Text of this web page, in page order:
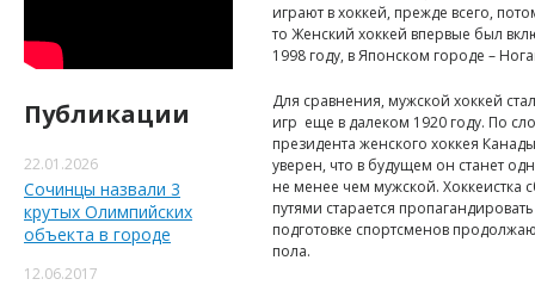
Публикации
22.01.2026
Сочинцы назвали 3
крутых Олимпийских
объекта в городе
12.06.2017
играют в хоккей, прежде всего,
то Женский хоккей впервые был
1998 году, в Японском городе –
Для сравнения, мужской хоккей
игр еще в далеком 1920 году. По
президента женского хоккея
уверен, что в будущем он станет
не менее чем мужской.
путями старается
подготовке спортсменов
пола.